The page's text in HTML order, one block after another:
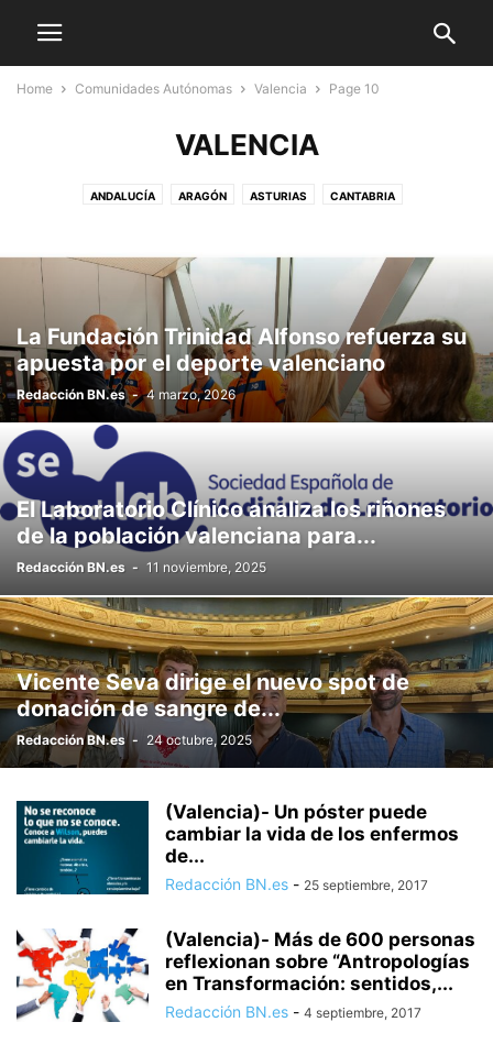
Home Comunidades Autónomas Valencia Page 10
VALENCIA
ANDALUCÍA ARAGÓN ASTURIAS CANTABRIA
LA RIOJA MADRID NAVARRA
PAÍS VASCO VALENCIA
La Fundación Trinidad Alfonso refuerza su
apuesta por el deporte valenciano
Redacción BN.es - 4 marzo, 2026
El Laboratorio Clínico analiza los riñones
de la población valenciana para...
Redacción BN.es - 11 noviembre, 2025
Vicente Seva dirige el nuevo spot de
donación de sangre de...
Redacción BN.es - 24 octubre, 2025
(Valencia)- Un póster puede
cambiar la vida de los enfermos
de...
Redacción BN.es - 25 septiembre, 2017
(Valencia)- Más de 600 personas
reflexionan sobre “Antropologías
en Transformación: sentidos,...
Redacción BN.es - 4 septiembre, 2017